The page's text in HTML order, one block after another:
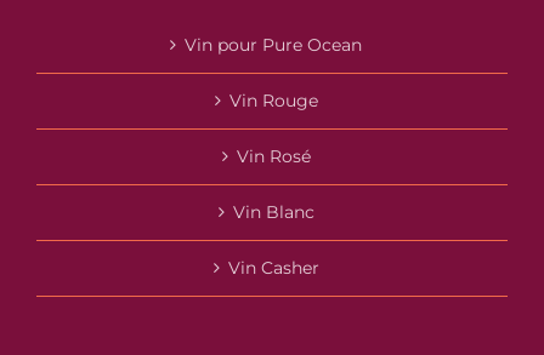
Vin pour Pure Ocean
Vin Rouge
Vin Rosé
Vin Blanc
Vin Casher